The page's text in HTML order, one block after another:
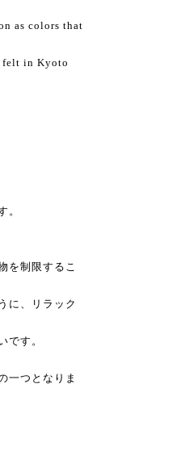
as colors that
felt in Kyoto
。
を制限するこ
に、リラック
です。
一つとなりま